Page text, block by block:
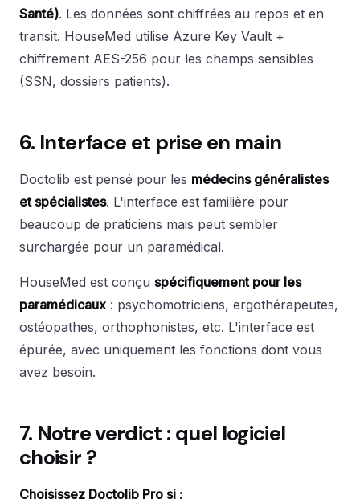
Santé). Les données sont chiffrées au repos et en
transit. HouseMed utilise Azure Key Vault +
chiffrement AES-256 pour les champs sensibles
(SSN, dossiers patients).
6. Interface et prise en main
Doctolib est pensé pour les médecins généralistes
et spécialistes. L'interface est familière pour
beaucoup de praticiens mais peut sembler
surchargée pour un paramédical.
HouseMed est conçu spécifiquement pour les
paramédicaux : psychomotriciens, ergothérapeutes,
ostéopathes, orthophonistes, etc. L'interface est
épurée, avec uniquement les fonctions dont vous
avez besoin.
7. Notre verdict : quel logiciel
choisir ?
Choisissez Doctolib Pro si :